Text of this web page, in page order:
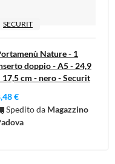
SECURIT
Nature - 1
doppio - A5 - 24,9
17,5 cm - nero - Securit
€
Spedito da Magazzino